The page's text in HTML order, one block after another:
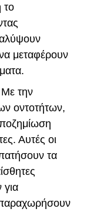
το
μεταφέρουν
Με την
οντοτήτων,
Αυτές οι
τα